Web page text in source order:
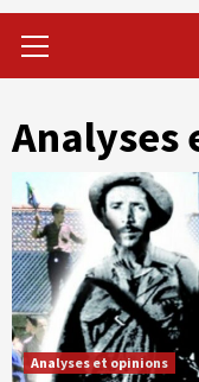
Menu
Analyses
Analyses et opinions